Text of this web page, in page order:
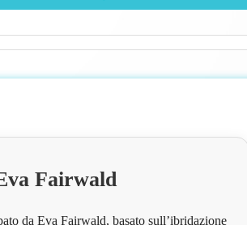
Fairwald
da Eva Fairwald, basato sull’ibridazione